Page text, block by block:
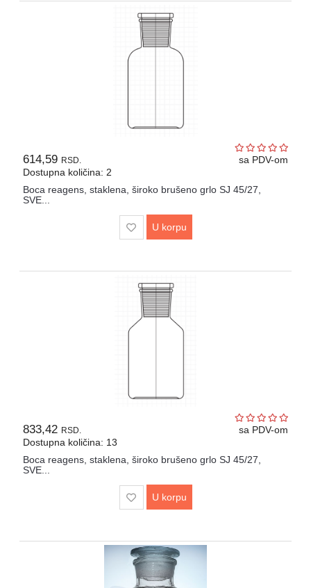
614,59 RSD.
sa PDV-om
Dostupna količina: 2
Boca reagens, staklena, široko brušeno grlo SJ 45/27,
SVE...
U korpu
833,42 RSD.
sa PDV-om
Dostupna količina: 13
Boca reagens, staklena, široko brušeno grlo SJ 45/27,
SVE...
U korpu